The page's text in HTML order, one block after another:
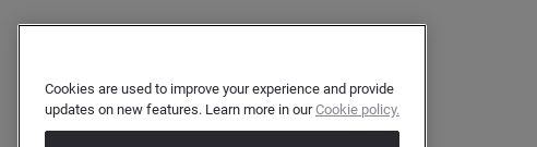
Cookies are used to improve your experience and provide
updates on new features. Learn more in ourCookie policy.